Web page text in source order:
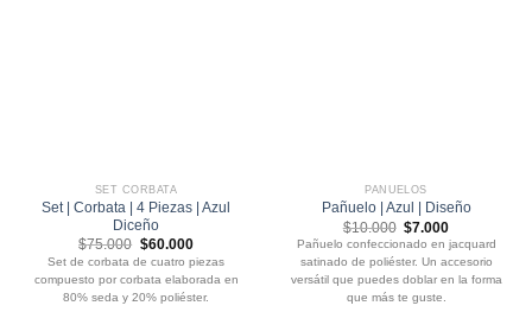
SET CORBATA
Set | Corbata | 4 Piezas | Azul
Diceño
$75.000 El
precio
original
era:
$75.000.
$60.000El
precio
actual
es:
$60.000.
Set de corbata de cuatro piezas
compuesto por corbata elaborada en
80% seda y 20% poliéster.
PAÑUELOS
Pañuelo | Azul | Diseño
$10.000 El
precio
original
era:
$10.000.
$7.000El
precio
actual
es:
$7.000.
Pañuelo confeccionado en jacquard
satinado de poliéster. Un accesorio
versátil que puedes doblar en la forma
que más te guste.